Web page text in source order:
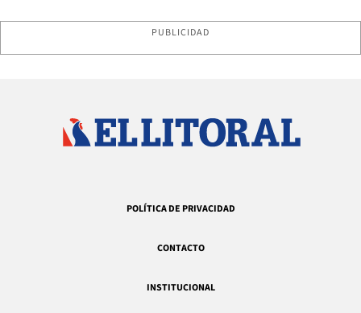
PUBLICIDAD
POLÍTICA DE PRIVACIDAD
CONTACTO
INSTITUCIONAL